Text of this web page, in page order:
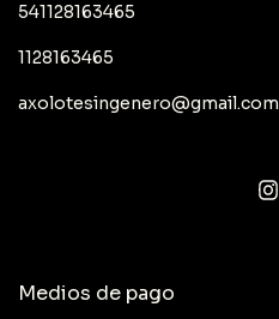
541128163465
1128163465
axolotesingenero@gmail.com
Medios de pago